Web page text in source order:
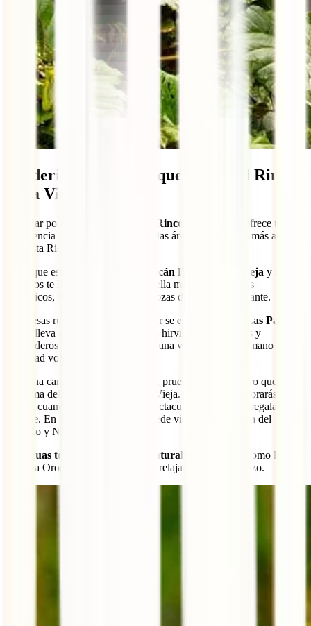
Senderismo en el Parque Nacional Rincón
de la Vieja
Caminar por el Parque Nacional Rincón de la Vieja
ofrece una
experiencia de aventura en una de las áreas geotérmicas más activas
de Costa Rica.
El parque está dominado por el
volcán Rincón de la Vieja y sus
senderos te llevan a conocer una bella mezcla de paisajes
volcánicos, bosques frondosos y pozas de barro burbujeante.
Entre esas rutas que puedes afrontar se encuentra la de
Las Pailas
que te lleva a través de manantiales hirvientes, fumarolas y
respiraderos sulfurosos, brindando una vista de primera mano de la
actividad volcánica.
Para una caminata
, prueba con el sendero que lleva
a la cima del Volcán Rincón de la Vieja. Es duro, pero llorarás de
alegría cuando disfrutes de las espectaculares vistas que regala la
cumbre. En días despejados, se puede vislumbrar la costa del
Pacífico y Nicaragua.
aguas termales y cascadas naturales
del parque, como la
cascada Oropéndola, servirán para relajarte tras el esfuerzo.